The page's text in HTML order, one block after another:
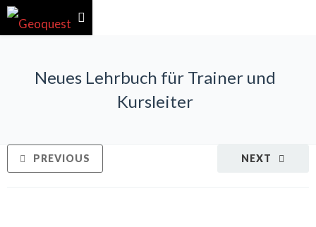
Neues Lehrbuch für Trainer und
Kursleiter
NEXT
PREVIOUS